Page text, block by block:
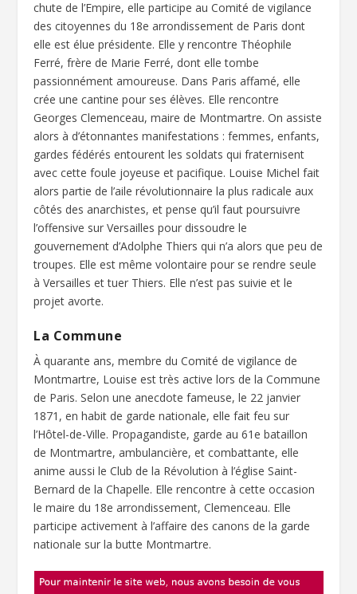
chute de l’Empire, elle participe au Comité de vigilance
des citoyennes du 18e arrondissement de Paris dont
elle est élue présidente. Elle y rencontre Théophile
Ferré, frère de Marie Ferré, dont elle tombe
passionnément amoureuse. Dans Paris affamé, elle
crée une cantine pour ses élèves. Elle rencontre
Georges Clemenceau, maire de Montmartre. On assiste
alors à d’étonnantes manifestations : femmes, enfants,
gardes fédérés entourent les soldats qui fraternisent
avec cette foule joyeuse et pacifique. Louise Michel fait
alors partie de l’aile révolutionnaire la plus radicale aux
côtés des anarchistes, et pense qu’il faut poursuivre
l’offensive sur Versailles pour dissoudre le
gouvernement d’Adolphe Thiers qui n’a alors que peu de
troupes. Elle est même volontaire pour se rendre seule
à Versailles et tuer Thiers. Elle n’est pas suivie et le
projet avorte.
La Commune
À quarante ans, membre du Comité de vigilance de
Montmartre, Louise est très active lors de la Commune
de Paris. Selon une anecdote fameuse, le 22 janvier
1871, en habit de garde nationale, elle fait feu sur
l’Hôtel-de-Ville. Propagandiste, garde au 61e bataillon
de Montmartre, ambulancière, et combattante, elle
anime aussi le Club de la Révolution à l’église Saint-
Bernard de la Chapelle. Elle rencontre à cette occasion
le maire du 18e arrondissement, Clemenceau. Elle
participe activement à l’affaire des canons de la garde
nationale sur la butte Montmartre.